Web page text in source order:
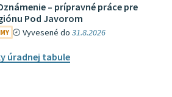
Oznámenie – prípravné práce pre
Pod Javorom
Vyvesené do31.8.2026
úradnej tabule